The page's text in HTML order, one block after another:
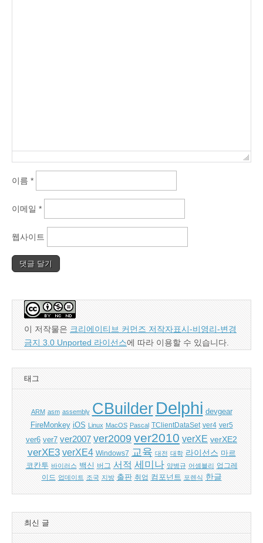
이름 *
이메일 *
웹사이트
이 저작물은 크리에이티브 커먼즈 저작자표시-비영리-변경
금지 3.0 Unported 라이선스에 따라 이용할 수 있습니다.
태그
ARM asm assembly CBuilder Delphi devgear
FireMonkey iOS Linux MacOS Pascal TClientDataSet ver4 ver5
ver6 ver7 ver2007 ver2009 ver2010 verXE verXE2
verXE3 verXE4 Windows7 교육 대전 대학 라이선스 마르
코칸투 바이러스 백신 버그 서적 세미나 양병규 어셈블리 업그레
이드 업데이트 조국 지방 출판 취업 컴포넌트 포렌식 한글
최신 글